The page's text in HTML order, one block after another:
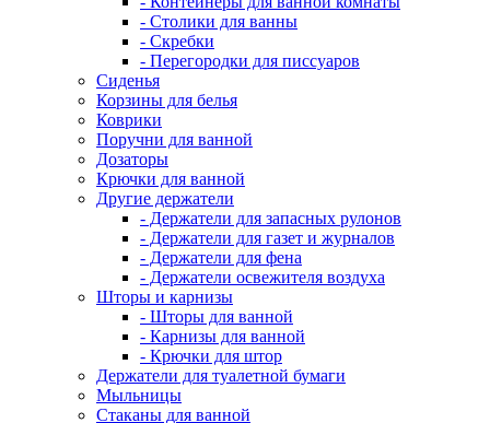
- Столики для ванны
- Скребки
- Перегородки для писсуаров
Сиденья
Корзины для белья
Коврики
Поручни для ванной
Дозаторы
Крючки для ванной
Другие держатели
- Держатели для запасных рулонов
- Держатели для газет и журналов
- Держатели для фена
- Держатели освежителя воздуха
Шторы и карнизы
- Шторы для ванной
- Карнизы для ванной
- Крючки для штор
Держатели для туалетной бумаги
Мыльницы
Стаканы для ванной